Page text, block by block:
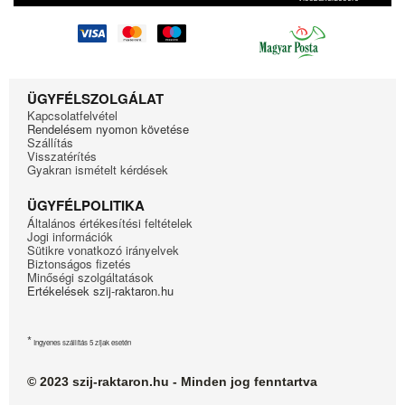
ÜGYFÉLSZOLGÁLAT
Kapcsolatfelvétel
Rendelésem nyomon követése
Szállítás
Visszatérítés
Gyakran ismételt kérdések
ÜGYFÉLPOLITIKA
Általános értékesítési feltételek
Jogi információk
Sütikre vonatkozó irányelvek
Biztonságos fizetés
Minőségi szolgáltatások
Ertékelések szij-raktaron.hu
*Ingyenes szállítás 5 zíjak esetén
© 2023 szij-raktaron.hu - Minden jog fenntartva